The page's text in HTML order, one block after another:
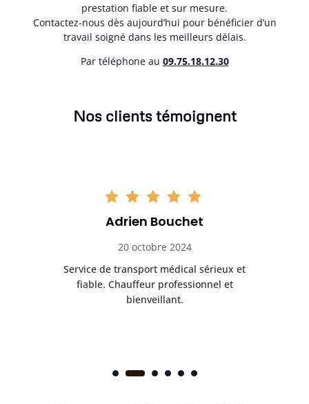
prestation fiable et sur mesure.
Contactez-nous dès aujourd’hui pour bénéficier d’un
travail soigné dans les meilleurs délais.
Par téléphone au 09.75.18.12.30
Nos clients témoignent
Adrien Bouchet
20 octobre 2024
Service de transport médical sérieux et
fiable. Chauffeur professionnel et
bienveillant.